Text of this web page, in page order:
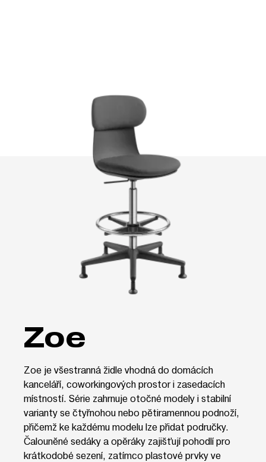
Zoe
Zoe je všestranná židle vhodná do domácích
kanceláří, coworkingových prostor i zasedacích
místností. Série zahrnuje otočné modely i stabilní
varianty se čtyřnohou nebo pětiramennou podnoží,
přičemž ke každému modelu lze přidat područky.
Čalouněné sedáky a opěráky zajišťují pohodlí pro
krátkodobé sezení, zatímco plastové prvky ve